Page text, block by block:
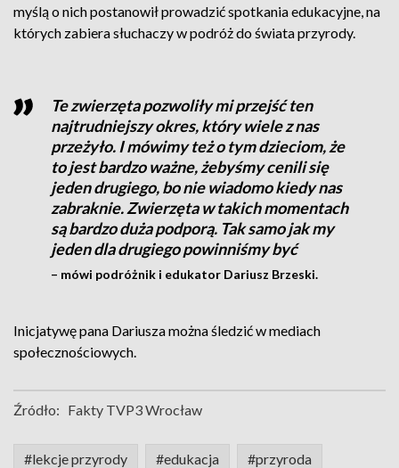
myślą o nich postanowił prowadzić spotkania edukacyjne, na
których zabiera słuchaczy w podróż do świata przyrody.
Te zwierzęta pozwoliły mi przejść ten
najtrudniejszy okres, który wiele z nas
przeżyło. I mówimy też o tym dzieciom, że
to jest bardzo ważne, żebyśmy cenili się
jeden drugiego, bo nie wiadomo kiedy nas
zabraknie. Zwierzęta w takich momentach
są bardzo duża podporą. Tak samo jak my
jeden dla drugiego powinniśmy być
– mówi podróżnik i edukator Dariusz Brzeski.
Inicjatywę pana Dariusza można śledzić w mediach
społecznościowych.
Źródło: Fakty TVP3 Wrocław
#lekcje przyrody #edukacja #przyroda